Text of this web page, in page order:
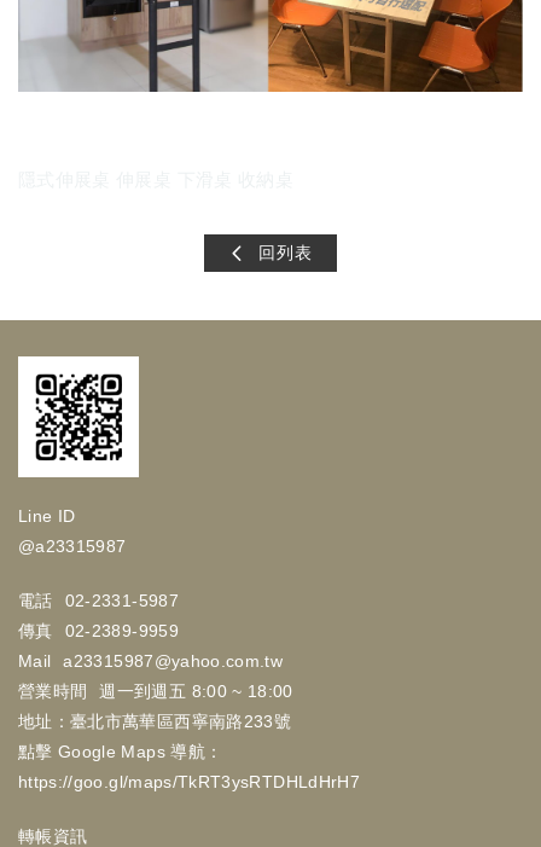
回列表
Line ID
@a23315987
電話
02-2331-5987
傳真
02-2389-9959
Mail
a23315987@yahoo.com.tw
營業時間
週一到週五 8:00 ~ 18:00
地址：臺北市萬華區西寧南路233號
點擊 Google Maps 導航：
https://goo.gl/maps/TkRT3ysRTDHLdHrH7
轉帳資訊